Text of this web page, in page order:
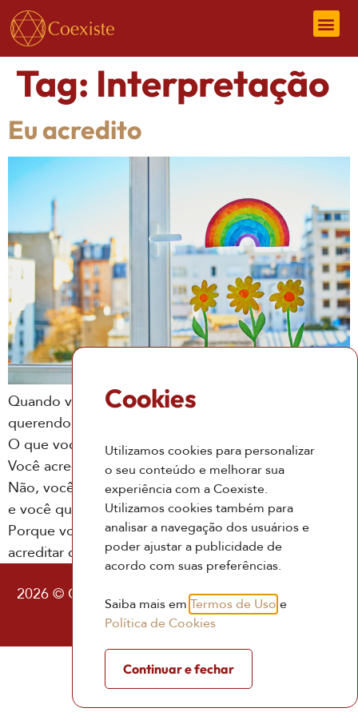
Tag: Interpretação
Eu acredito
Quando vc diz “eu acredito” o que você está
querendo dizer?
O que você acredita que você está querendo dizer?
Você acredita no que você decidiu não acreditar?
Não, você só acredita no que você decidiu acreditar,
e você quer saber por que?
Porque você quer que seja assim como você quis
acreditar que é.
2026 © Coexiste – Consultoria Existencial |
de Privacidade| Termos de Uso
Cookies
Utilizamos cookies para personalizar
o seu conteúdo e melhorar sua
experiência com a Coexiste.
Utilizamos cookies também para
analisar a navegação dos usuários e
poder ajustar a publicidade de
acordo com suas preferências.
Saiba mais em Termos de Uso e
Política de Cookies
Continuar e fechar